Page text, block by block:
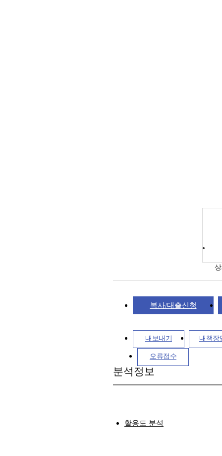
복사/대출신청
내보내기 내책장
오류접수
분석정보
활용도 분석